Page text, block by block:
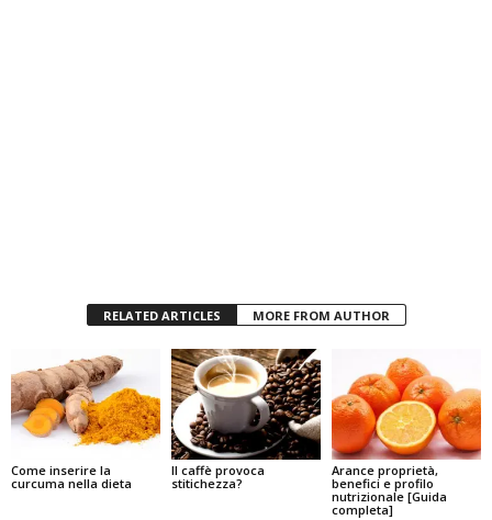
RELATED ARTICLES MORE FROM AUTHOR
Come inserire la
curcuma nella dieta
Il caffè provoca
stitichezza?
Arance proprietà,
benefici e profilo
nutrizionale [Guida
completa]